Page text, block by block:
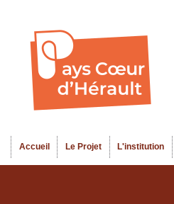
Menu principal
Accueil Le Projet L'institution